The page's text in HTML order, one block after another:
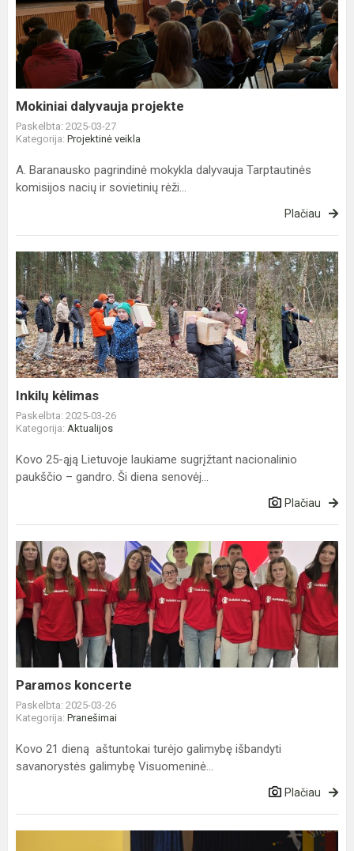
projekte
Mokiniai dalyvauja projekte
Paskelbta: 2025-03-27
Kategorija: Projektinė veikla
A. Baranausko pagrindinė mokykla dalyvauja Tarptautinės
komisijos nacių ir sovietinių rėži...
Plačiau
Inkilų
kėlimas
Inkilų kėlimas
Paskelbta: 2025-03-26
Kategorija: Aktualijos
Kovo 25-ąją Lietuvoje laukiame sugrįžtant nacionalinio
paukščio – gandro. Ši diena senovėj...
Plačiau
Paramos
koncerte
Paramos koncerte
Paskelbta: 2025-03-26
Kategorija: Pranešimai
Kovo 21 dieną aštuntokai turėjo galimybę išbandyti
savanorystės galimybę Visuomeninė...
Plačiau